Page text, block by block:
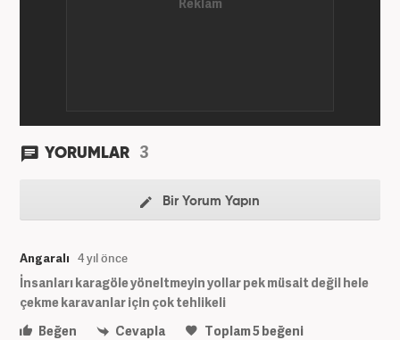
YORUMLAR 3
Bir Yorum Yapın
Angaralı 4 yıl önce
İnsanları karagöle yöneltmeyin yollar pek müsait değil hele
çekme karavanlar için çok tehlikeli
Beğen
Cevapla Toplam5beğeni